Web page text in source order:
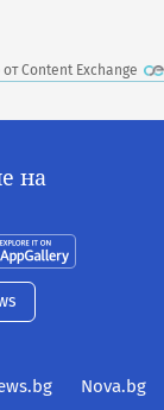
Content Exchange
на
Nova.bg